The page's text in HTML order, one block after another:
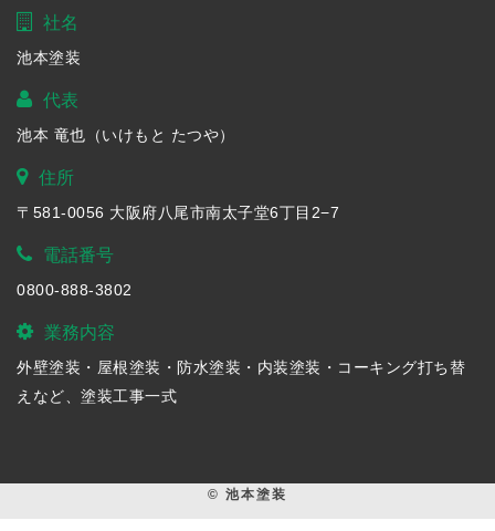
社名
池本塗装
代表
池本 竜也（いけもと たつや）
住所
〒581-0056 大阪府八尾市南太子堂6丁目2−7
電話番号
0800-888-3802
業務内容
外壁塗装・屋根塗装・防水塗装・内装塗装・コーキング打ち替
えなど、塗装工事一式
© 池本塗装